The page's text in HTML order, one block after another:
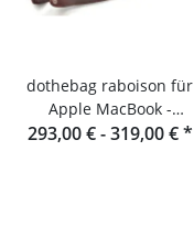
dothebag raboison für
Apple MacBook -
Notebooktasche Leder
293,00 € -319,00 €*